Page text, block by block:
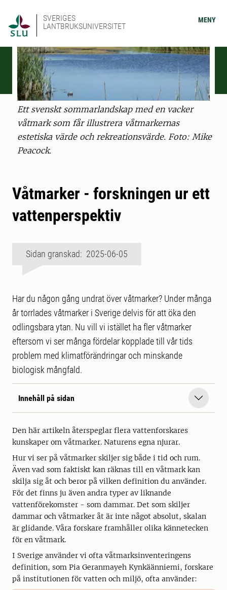
SVERIGES
LANTBRUKSUNIVERSITET
MENY
Ett svenskt sommarlandskap med en vacker
våtmark som får illustrera våtmarkernas
estetiska värde och rekreationsvärde. Foto: Mike
Peacock.
Våtmarker - forskningen ur ett
vattenperspektiv
Sidan granskad: 2025-06-05
Har du någon gång undrat över våtmarker? Under många
år torrlades våtmarker i Sverige delvis för att öka den
odlingsbara ytan. Nu vill vi istället ha fler våtmarker
eftersom vi ser många fördelar kopplade till vår tids
problem med klimatförändringar och minskande
biologisk mångfald.
Innehåll på sidan
Den här artikeln återspeglar flera vattenforskares
kunskaper om våtmarker. Naturens egna njurar.
Hur vi ser på våtmarker skiljer sig både i tid och rum.
Även vad som faktiskt kan räknas till en våtmark kan
skilja sig åt och beror på vilken definition du använder.
För det finns ju även andra typer av liknande
vattenförekomster - som dammar. Det som skiljer
dammar och våtmarker åt är inte något absolut, skalan
är glidande. Våra forskare framhåller olika kännetecken
för en våtmark.
I Sverige använder vi ofta våtmarksinventeringens
definition, som Pia Geranmayeh Kynkäänniemi, forskare
på institutionen för vatten och miljö, ofta använder: